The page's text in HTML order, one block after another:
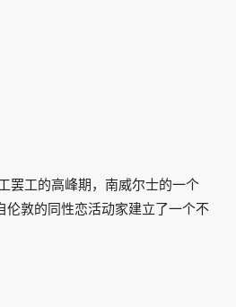
罢工的高峰期，南威尔士的一个
伦敦的同性恋活动家建立了一个不